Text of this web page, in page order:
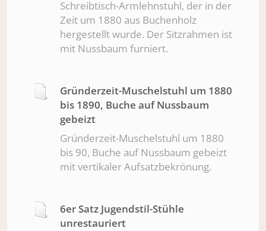
Schreibtisch-Armlehnstuhl, der in der
Zeit um 1880 aus Buchenholz
hergestellt wurde. Der Sitzrahmen ist
mit Nussbaum furniert.
Gründerzeit-Muschelstuhl um 1880
bis 1890, Buche auf Nussbaum
gebeizt
Gründerzeit-Muschelstuhl um 1880
bis 90, Buche auf Nussbaum gebeizt
mit vertikaler Aufsatzbekrönung.
6er Satz Jugendstil-Stühle
unrestauriert